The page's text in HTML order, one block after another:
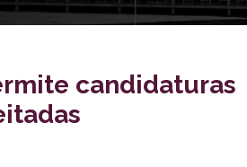
candidaturas